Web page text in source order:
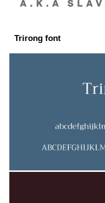
Trirong font